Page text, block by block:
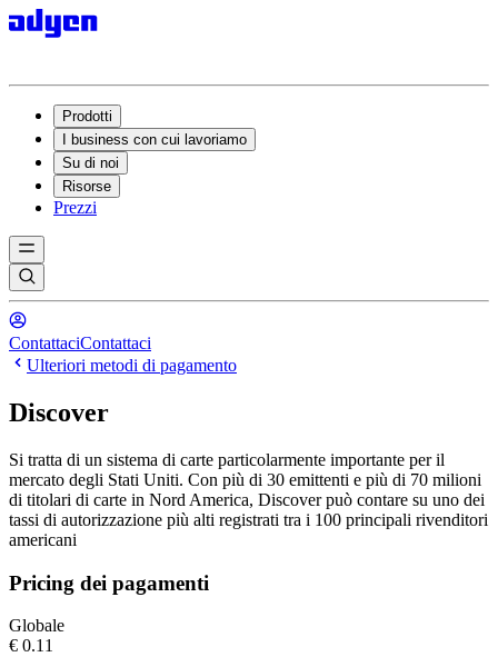
Prodotti
I business con cui lavoriamo
Su di noi
Risorse
Prezzi
ContattaciContattaci
Ulteriori metodi di pagamento
Discover
Si tratta di un sistema di carte particolarmente importante per il
mercato degli Stati Uniti. Con più di 30 emittenti e più di 70 milioni
di titolari di carte in Nord America, Discover può contare su uno dei
tassi di autorizzazione più alti registrati tra i 100 principali rivenditori
americani
Pricing dei pagamenti
Globale
€0.11